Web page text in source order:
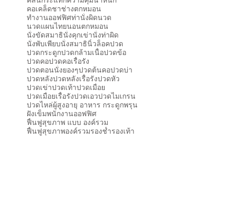
คอเคล็ดชาช่างตกหมอน
ทำงานออฟฟิศท่านั่งผิดนวด
นวดแผนไทยนอนตกหมอน
นั่งขัดสมาธินั่งคุกเข่านั่งท่าผิด
นั่งพับเพียบนั่งสมาธินิ้วล็อคปวด
ปวดกระดูกปวดกล้ามเนื้อปวดข้อ
ปวดคอปวดคอเรื้อรัง
ปวดตอนนั่งยองๆปวดต้นคอปวดบ่า
ปวดหลังปวดหลังเรื้อรังปวดหัว
ปวดเข่าปวดเท้าปวดเมื่อย
ปวดเมื่อยเรื้อรังปวดเอวปวดไมเกรน
ปวดไหล่ผู้สูงอายุ อาหาร กระดูกพรุน
ฝังเข็มพนักงานออฟฟิศ
ฟื้นฟูสุขภาพ แบบ องค์รวม
ฟื้นฟูสุขภาพองค์รวมรองช้ำรองเท้า